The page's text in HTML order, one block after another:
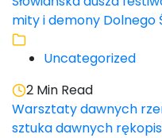
mity i demony Dolnego
Uncategorized
2 Min Read
Warsztaty dawnych
sztuka dawnych